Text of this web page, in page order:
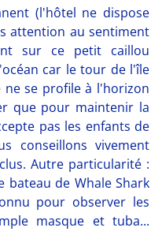
(l'hôtel ne dispose
attention au sentiment
sur ce petit caillou
car le tour de l'île
se profile à l'horizon
que pour maintenir la
pas les enfants de
conseillons vivement
Autre particularité :
bateau de Whale Shark
pour observer les
masque et tuba...